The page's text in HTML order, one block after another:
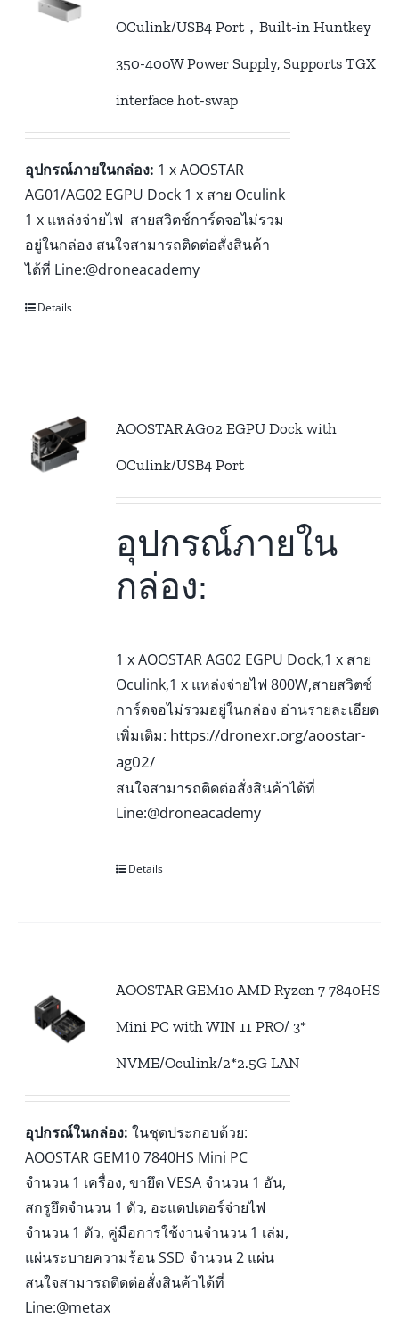
OCulink/USB4 Port，Built-in Huntkey
350-400W Power Supply, Supports TGX
interface hot-swap
อุปกรณ์ภายในกล่อง: 1 x AOOSTAR
AG01/AG02 EGPU Dock 1 x สาย Oculink
1 x แหล่งจ่ายไฟ สายสวิตช์การ์ดจอไม่รวม
อยู่ในกล่อง สนใจสามารถติดต่อสั่งสินค้า
ได้ที่ Line:@droneacademy
Details
AOOSTAR AG02 EGPU Dock with
OCulink/USB4 Port
อุปกรณ์ภายใน
กล่อง:
1 x AOOSTAR AG02 EGPU Dock,1 x สาย
Oculink,1 x แหล่งจ่ายไฟ 800W,สายสวิตช์
การ์ดจอไม่รวมอยู่ในกล่อง อ่านรายละเอียด
เพิ่มเติม: https://dronexr.org/aoostar-
ag02/
สนใจสามารถติดต่อสั่งสินค้าได้ที่
Line:@droneacademy
Details
AOOSTAR GEM10 AMD Ryzen 7 7840HS
Mini PC with WIN 11 PRO/ 3*
NVME/Oculink/2*2.5G LAN
อุปกรณ์ในกล่อง: ในชุดประกอบด้วย:
AOOSTAR GEM10 7840HS Mini PC
จำนวน 1 เครื่อง, ขายึด VESA จำนวน 1 อัน,
สกรูยึดจำนวน 1 ตัว, อะแดปเตอร์จ่ายไฟ
จำนวน 1 ตัว, คู่มือการใช้งานจำนวน 1 เล่ม,
แผ่นระบายความร้อน SSD จำนวน 2 แผ่น
สนใจสามารถติดต่อสั่งสินค้าได้ที่
Line:@metax